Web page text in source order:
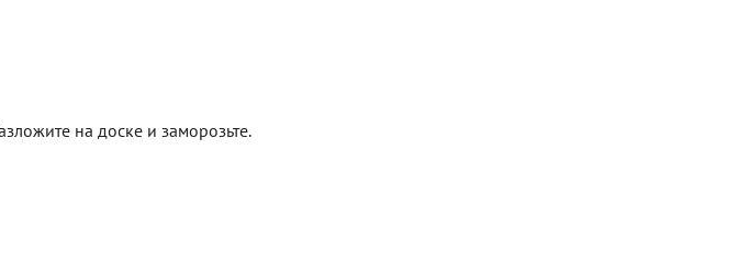
на доске и заморозьте.